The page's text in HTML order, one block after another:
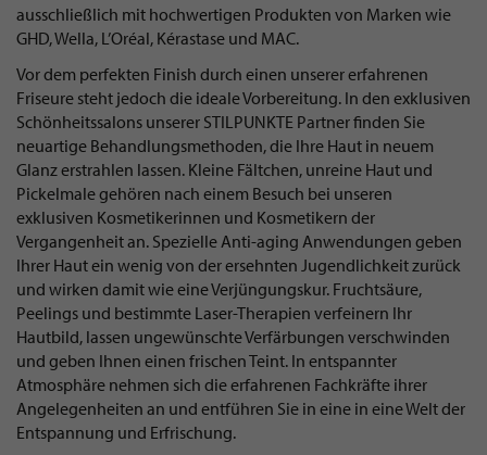
ausschließlich mit hochwertigen Produkten von Marken wie
GHD, Wella, L’Oréal, Kérastase und MAC.
Vor dem perfekten Finish durch einen unserer erfahrenen
Friseure steht jedoch die ideale Vorbereitung. In den exklusiven
Schönheitssalons unserer STILPUNKTE Partner finden Sie
neuartige Behandlungsmethoden, die Ihre Haut in neuem
Glanz erstrahlen lassen. Kleine Fältchen, unreine Haut und
Pickelmale gehören nach einem Besuch bei unseren
exklusiven Kosmetikerinnen und Kosmetikern der
Vergangenheit an. Spezielle Anti-aging Anwendungen geben
Ihrer Haut ein wenig von der ersehnten Jugendlichkeit zurück
und wirken damit wie eine Verjüngungskur. Fruchtsäure,
Peelings und bestimmte Laser-Therapien verfeinern Ihr
Hautbild, lassen ungewünschte Verfärbungen verschwinden
und geben Ihnen einen frischen Teint. In entspannter
Atmosphäre nehmen sich die erfahrenen Fachkräfte ihrer
Angelegenheiten an und entführen Sie in eine in eine Welt der
Entspannung und Erfrischung.